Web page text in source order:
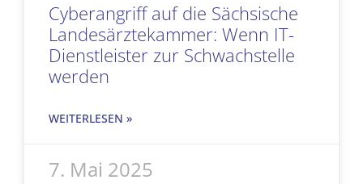
Cyberangriff auf die Sächsische
Landesärztekammer: Wenn IT-
Dienstleister zur Schwachstelle
werden
WEITERLESEN »
7. Mai 2025